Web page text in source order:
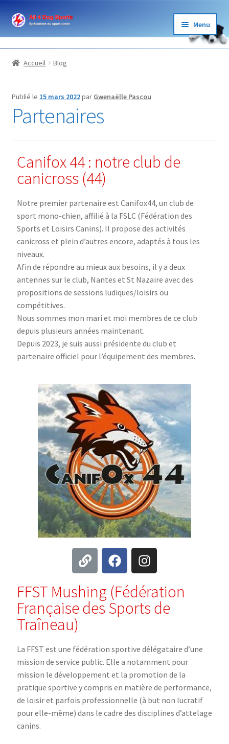
Menu
BOUTIQUE
GARDE
SPORTS
BLOG ET PARTENAIRES
Accueil Blog
Publié le 15 mars 2022par Gwenaëlle Pascou
Partenaires
Canifox 44 : notre club de
canicross (44)
Notre premier partenaire est Canifox44, un club de
sport mono-chien, affilié à la FSLC (Fédération des
Sports et Loisirs Canins). Il propose des activités
canicross et plein d’autres encore, adaptés à tous les
niveaux.
Afin de répondre au mieux aux besoins, il y a deux
antennes sur le club, Nantes et St Nazaire avec des
propositions de sessions ludiques/loisirs ou
compétitives.
Nous sommes mon mari et moi membres de ce club
depuis plusieurs années maintenant.
Depuis 2023, je suis aussi présidente du club et
partenaire officiel pour l’équipement des membres.
FFST Mushing (Fédération
Française des Sports de
Traîneau)
La FFST est une fédération sportive délégataire d’une
mission de service public. Elle a notamment pour
mission le développement et la promotion de la
pratique sportive y compris en matière de performance,
de loisir et parfois professionnelle (à but non lucratif
pour elle-même) dans le cadre des disciplines d’attelage
canins.